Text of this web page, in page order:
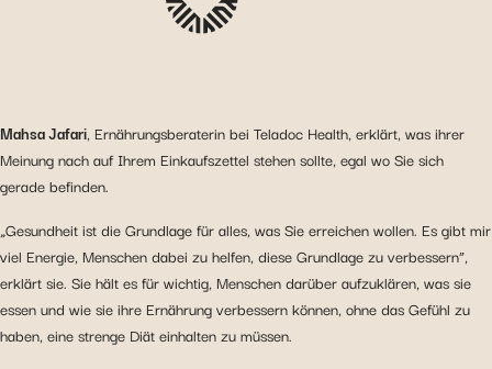
Mahsa Jafari, Ernährungsberaterin bei Teladoc Health, erklärt, was ihrer
Meinung nach auf Ihrem Einkaufszettel stehen sollte, egal wo Sie sich
gerade befinden.
„Gesundheit ist die Grundlage für alles, was Sie erreichen wollen. Es gibt mir
viel Energie, Menschen dabei zu helfen, diese Grundlage zu verbessern”,
erklärt sie. Sie hält es für wichtig, Menschen darüber aufzuklären, was sie
essen und wie sie ihre Ernährung verbessern können, ohne das Gefühl zu
haben, eine strenge Diät einhalten zu müssen.